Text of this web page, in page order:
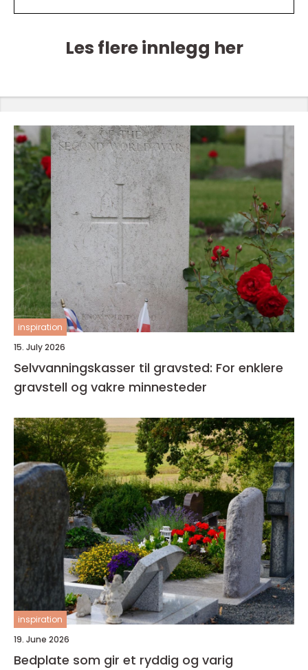
Les flere innlegg her
inspiration
15. July 2026
Selvvanningskasser til gravsted: For enklere
gravstell og vakre minnesteder
inspiration
19. June 2026
Bedplate som gir et ryddig og varig